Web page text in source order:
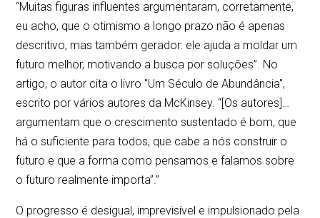
“Muitas figuras influentes argumentaram, corretamente,
eu acho, que o otimismo a longo prazo não é apenas
descritivo, mas também gerador: ele ajuda a moldar um
futuro melhor, motivando a busca por soluções”. No
artigo, o autor cita o livro "Um Século de Abundância",
escrito por vários autores da McKinsey. “[Os autores]…
argumentam que o crescimento sustentado é bom, que
há o suficiente para todos, que cabe a nós construir o
futuro e que a forma como pensamos e falamos sobre
o futuro realmente importa”.”
O progresso é desigual, imprevisível e impulsionado pela